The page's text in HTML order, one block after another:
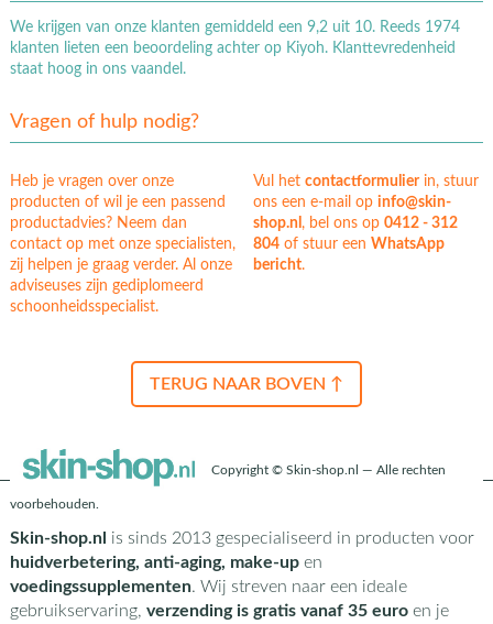
We krijgen van onze klanten gemiddeld een 9,2 uit 10. Reeds 1974
klanten lieten een beoordeling achter op Kiyoh. Klanttevredenheid
staat hoog in ons vaandel.
Vragen of hulp nodig?
Heb je vragen over onze
producten of wil je een passend
productadvies? Neem dan
contact op met onze specialisten,
zij helpen je graag verder. Al onze
adviseuses zijn gediplomeerd
schoonheidsspecialist.
Vul hetcontactformulierin, stuur
ons een e-mail opinfo@skin-
shop.nl , bel ons op0412 - 312
804 of stuur eenWhatsApp
bericht.
TERUG NAAR BOVEN ↑
Copyright © Skin-shop.nl — Alle rechten
voorbehouden.
Skin-shop.nl is sinds 2013 gespecialiseerd in producten voor
huidverbetering, anti-aging, make-upen
voedingssupplementen. Wij streven naar een ideale
gebruikservaring, verzending is gratis vanaf 35 euroen je